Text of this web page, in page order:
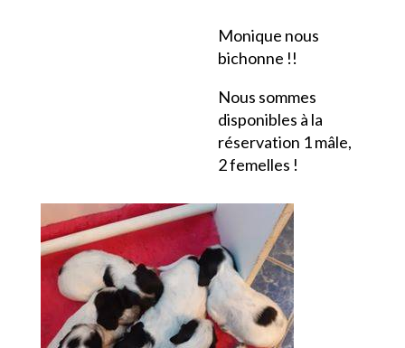
Monique nous
bichonne !!
Nous sommes
disponibles à la
réservation 1 mâle,
2 femelles !